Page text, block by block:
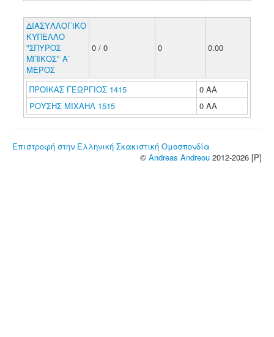
ΔΙΑΣΥΛΛΟΓΙΚΟ
ΚΥΠΕΛΛΟ
"ΣΠΥΡΟΣ
ΜΠΙΚΟΣ" Α΄
ΜΕΡΟΣ
0 / 0 0 0.00
ΠΡΟΙΚΑΣ ΓΕΩΡΓΙΟΣ 1415
0 ΑΑ
ΡΟΥΣΗΣ ΜΙΧΑΗΛ 1515
0 ΑΑ
Επιστροφή στην Ελληνική Σκακιστική Ομοσπονδία
© Andreas Andreou 2012-2026 [P]